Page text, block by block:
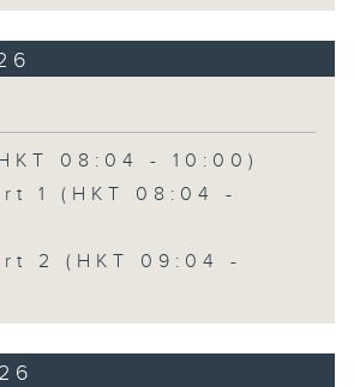
08:04 - 10:00)
1 (HKT 08:04 -
2 (HKT 09:04 -